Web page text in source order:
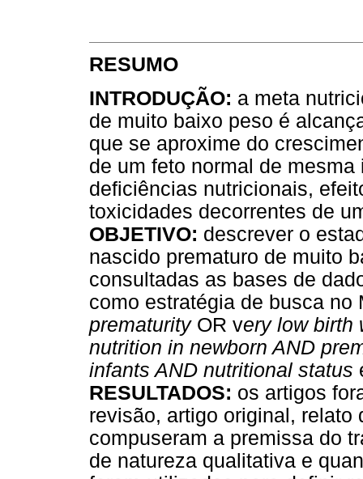
RESUMO
INTRODUÇÃO: a meta
de muito baixo peso é
que se aproxime do
de um feto normal de
deficiências nutricionais,
toxicidades decorrentes de
OBJETIVO: descrever o
nascido prematuro de muito
consultadas as bases de
como estratégia de busca
prematurityOR very low birth
nutrition in newborn AND
infants AND nutritional status
RESULTADOS: os artigos
revisão, artigo original,
compuseram a premissa do
de natureza qualitativa e